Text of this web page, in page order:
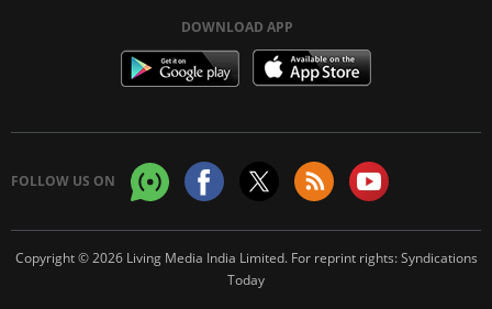
DOWNLOAD APP
FOLLOW US ON
Copyright © 2026 Living Media India Limited. For reprint rights:Syndications
Today